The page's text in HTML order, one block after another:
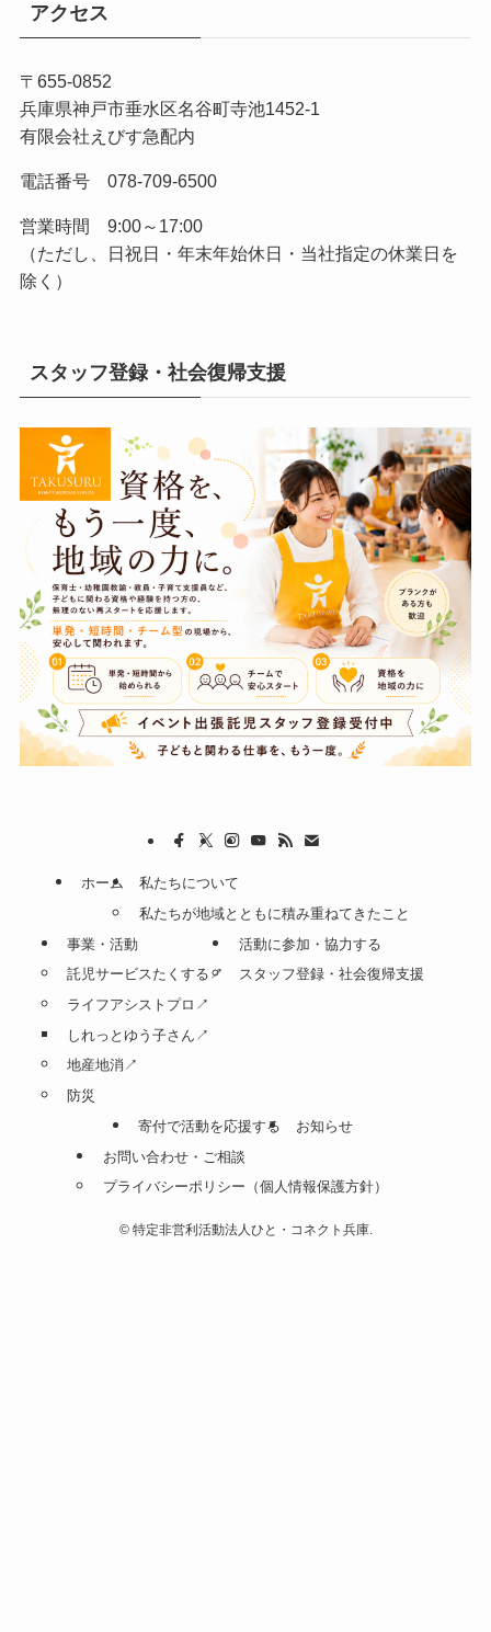
アクセス
〒655-0852
兵庫県神戸市垂水区名谷町寺池1452-1
有限会社えびす急配内
電話番号 078-709-6500
営業時間 9:00～17:00
（ただし、日祝日・年末年始休日・当社指定の休業日を
除く）
スタッフ登録・社会復帰支援
ホーム
私たちについて
私たちが地域とともに積み重ねてきたこと
事業・活動
託児サービスたくする↗
ライフアシストプロ↗
しれっとゆう子さん↗
地産地消↗
防災
活動に参加・協力する
スタッフ登録・社会復帰支援
寄付で活動を応援する
お知らせ
お問い合わせ・ご相談
プライバシーポリシー（個人情報保護方針）
©特定非営利活動法人ひと・コネクト兵庫.